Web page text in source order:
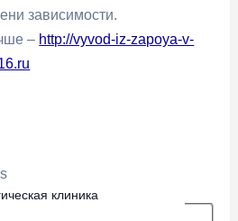
зависимости.
– http://vyvod-iz-zapoya-v-
клиника